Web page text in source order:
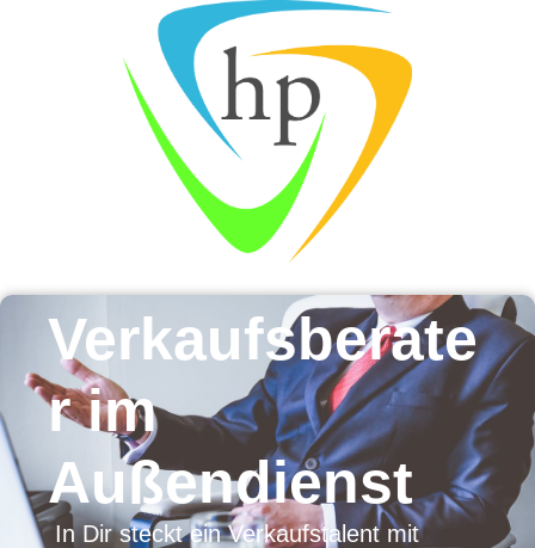
Verkaufsberate
r im
Außendienst
In Dir steckt ein Verkaufstalent mit